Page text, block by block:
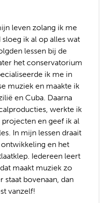
leven zolang ik me
ik al op alles wat
lessen bij de
het conservatorium
ik me in
muziek en maakte ik
en Cuba. Daarna
werkte ik
en geef ik al
In mijn lessen draait
en het
Iedereen leert
maakt muziek zo
staat bovenaan, dan
vanzelf!